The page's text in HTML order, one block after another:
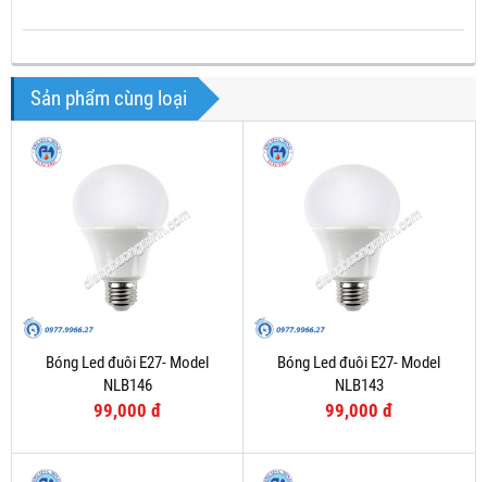
Sản phẩm cùng loại
Bóng Led đuôi E27- Model
NLB146
99,000 đ
Bóng Led đuôi E27- Model
NLB143
99,000 đ